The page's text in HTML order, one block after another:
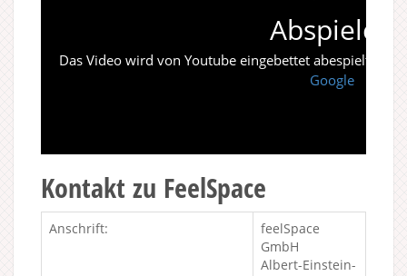
Abspielen
Das Video wird von Youtube eingebettet abespielt. Es
Google
Kontakt zu FeelSpace
Anschrift:
feelSpace
GmbH
Albert-Einstein-